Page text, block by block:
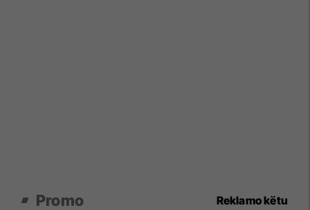
Promo Reklamo këtu